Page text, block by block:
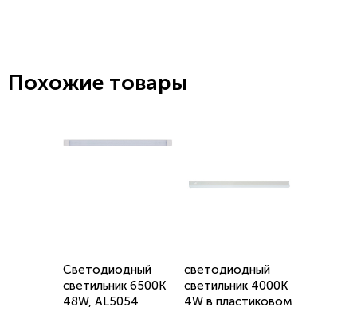
Похожие товары
Светодиодный
светильник 6500K
48W, AL5054
светодиодный
светильник 4000K
4W в пластиковом